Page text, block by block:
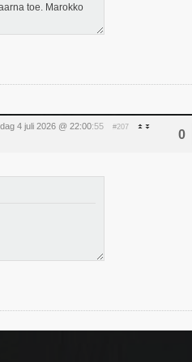
toe. Marokko
4 juli 2026 @ 22:00:55 #207